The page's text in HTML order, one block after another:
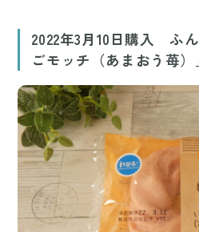
2022年3月10日購入 ふ
ごモッチ（あまおう苺）